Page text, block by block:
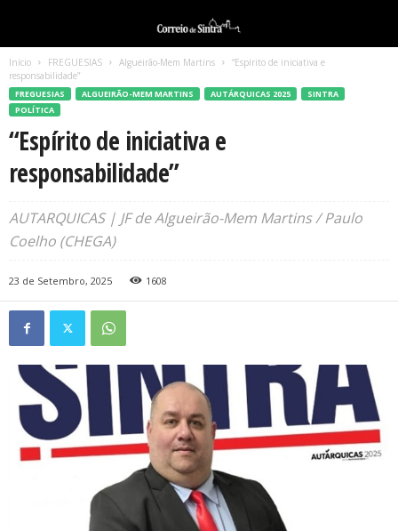
Início FREGUESIAS Algueirão-Mem Martins
“Espírito de iniciativa e
responsabilidade”
FREGUESIAS ALGUEIRÃO-MEM MARTINS AUTÁRQUICAS 2025
SINTRA
POLÍTICA
“Espírito de iniciativa e
responsabilidade”
AUTARQUICAS | JF de Algueirão-Mem Martins / Paulo
Coelho (CHEGA)
23 de Setembro, 2025 1608